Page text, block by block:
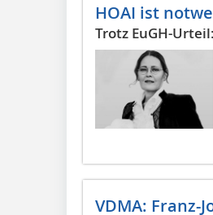
HOAI ist
Trotz EuGH-
VDMA: Franz-